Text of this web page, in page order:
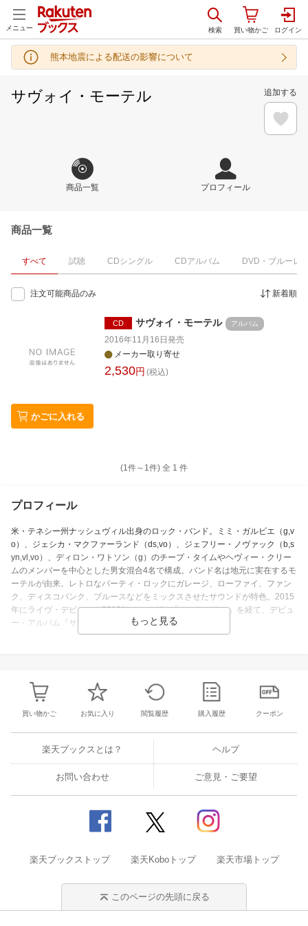
メニュー
熊本地震による配送の影響について
サヴォイ・モーテル 追加する
商品一覧 プロフィール
商品一覧
すべて 試聴 CDシングル CDアルバム DVD・ブルーレ
注文可能商品のみ 新着順
かごに入れる
CD サヴォイ・モーテル アルバム
2016年11月16日 発売
メーカー取り寄せ
2,530円 (税込)
(1件～ 1件) 全 1 件
プロフィール
米・テネシー州ナッシュヴィル出身のロック・バンド。ミミ・ガルビエ（g,v
o）、ジェシカ・マクファーランド（ds,vo）、ジェフリー・ノヴァック（b,s
yn,vl,vo）、ディロン・ワトソン（g）のチープ・タイムやヘヴィー・クリー
ムのメンバーを中心とした男女混合4名で構成。バンド名は地元に実在するモ
ーテルが由来。レトロなパーティ・ロックにガレージ、ローファイ、ファン
ク、ディスコパンク、ブルースなどをミックスさせたサウンドが特色。2015
年にライヴ・デビュー。2016年にシングル「ホット・ワン」を経て、デビュ
ー・アルバム『サヴォイ・モーテル』をリリース。
更新日 2019年06月15日 （登録日 2016年10月26日 ）
提供元：株式会社ジャパンミュージックデータ
買い物かご お気に入り 閲覧履歴 購入履歴 クーポン
楽天ブックスとは？ ヘルプ
お問い合わせ ご意見・ご要望
楽天ブックストップ 楽天Koboトップ 楽天市場トップ
このページの先頭に戻る